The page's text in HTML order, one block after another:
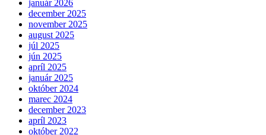
január 2026
december 2025
november 2025
august 2025
júl 2025
jún 2025
apríl 2025
január 2025
október 2024
marec 2024
december 2023
apríl 2023
október 2022